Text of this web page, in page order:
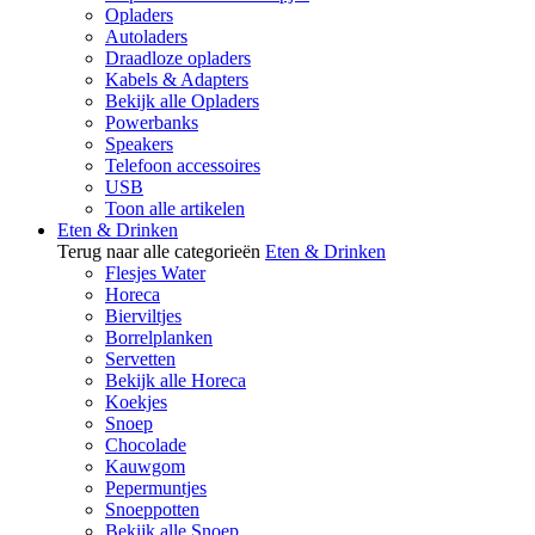
Opladers
Autoladers
Draadloze opladers
Kabels & Adapters
Bekijk alle Opladers
Powerbanks
Speakers
Telefoon accessoires
USB
Toon alle artikelen
Eten & Drinken
Terug naar alle categorieën Eten & Drinken
Flesjes Water
Horeca
Bierviltjes
Borrelplanken
Servetten
Bekijk alle Horeca
Koekjes
Snoep
Chocolade
Kauwgom
Pepermuntjes
Snoeppotten
Bekijk alle Snoep